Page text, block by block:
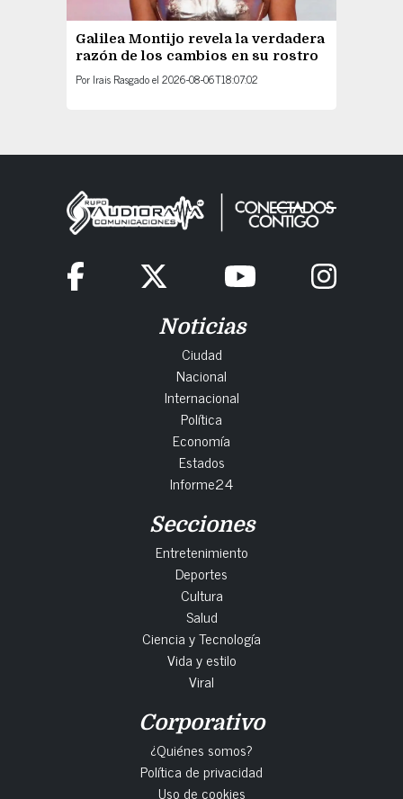
Galilea Montijo revela la verdadera
razón de los cambios en su rostro
Por Irais Rasgadoel 2026-08-06T18:07:02
Noticias
Ciudad
Nacional
Internacional
Política
Economía
Estados
Informe24
Secciones
Entretenimiento
Deportes
Cultura
Salud
Ciencia y Tecnología
Vida y estilo
Viral
Corporativo
¿Quiénes somos?
Política de privacidad
Uso de cookies